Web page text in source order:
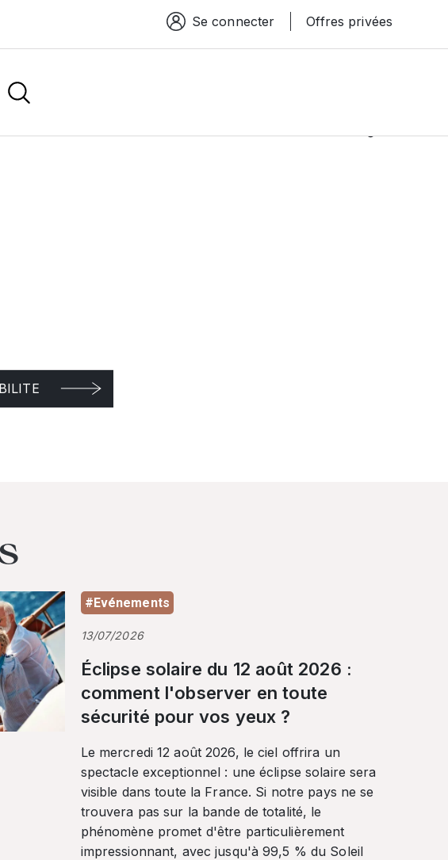
Espace connexion
Se connecter Offres privées
#Evénements
13/07/2026
Éclipse solaire du 12 août 2026 :
comment l'observer en toute
sécurité pour vos yeux ?
Le mercredi 12 août 2026, le ciel offrira un
spectacle exceptionnel : une éclipse solaire sera
visible dans toute la France. Si notre pays ne se
trouvera pas sur la bande de totalité, le
phénomène promet d'être particulièrement
impressionnant, avec jusqu'à 99,5 % du Soleil